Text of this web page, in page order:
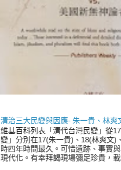
清治三大民變與因應- 朱一貴、林爽
維基百科列表「清代台灣民變」從
變」分別在17(朱一貴)、18(林爽文)
時四年時間最久。可惜遺跡、事實
現代化。有幸拜謁現場彌足珍貴，